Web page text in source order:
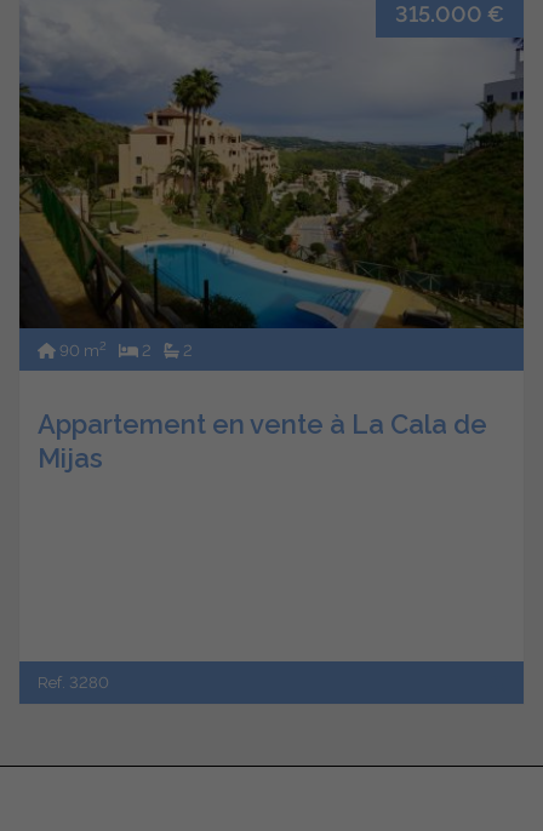
315.000 €
90 m2 2 2
Appartement en vente à La Cala de
Mijas
Ref. 3280